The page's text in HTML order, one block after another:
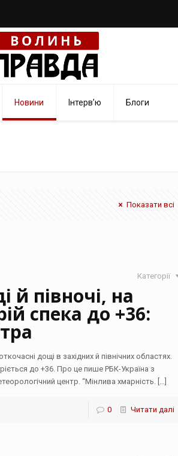
Новини Інтерв’ю Блоги
Показати всі
Категорії
й півночі, на
спека до +36:
дощі в західних й північних областях.
до +36. Про це пише РБК-Україна з
центр. “Мінлива хмарність. […]
0 Читати далі